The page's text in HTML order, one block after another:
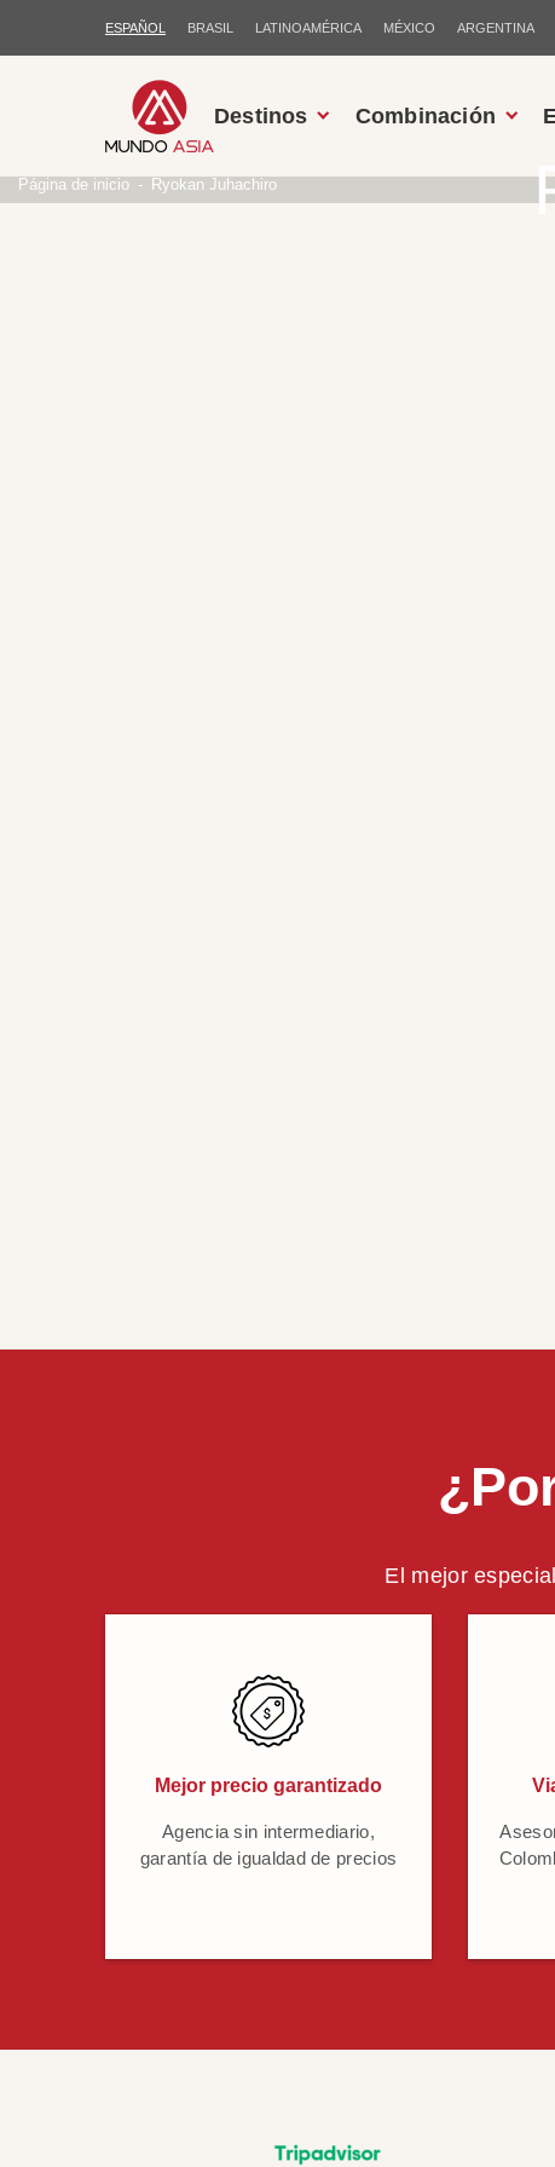
ESPAÑOL BRASIL LATINOAMÉRICA MÉXICO ARGENTINA
Destinos Combinación
Página de inicio Ryokan Juhachiro
El mejor
Mejor precio garantizado
Agencia sin intermediario,
garantía de igualdad de precios